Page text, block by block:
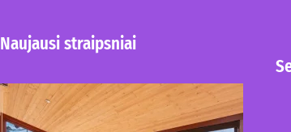
Naujausi straipsniai
Kur nusipirkti medines
žaliuzes Klaipėdoje?